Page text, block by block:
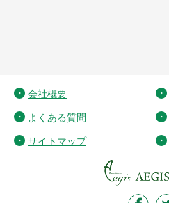
会社概要
よくある質問
サイトマップ